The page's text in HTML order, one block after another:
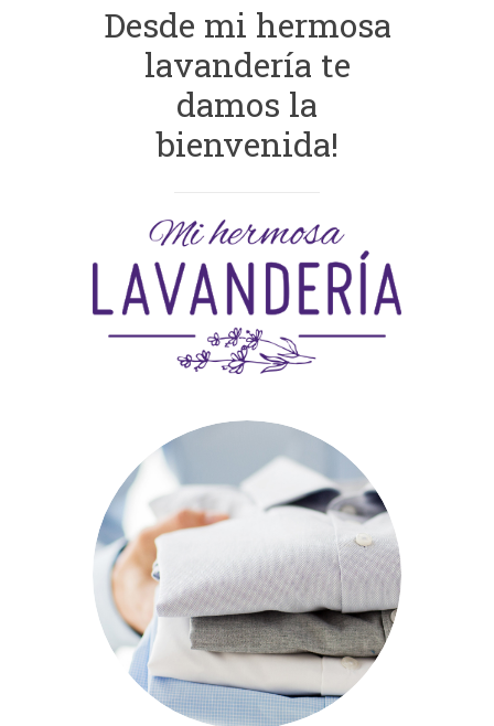
Desde mi hermosa
lavandería te
damos la
bienvenida!